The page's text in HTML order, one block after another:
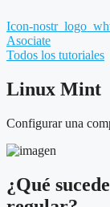
Icon-
Asociate
Todos los tutoriales
Linux Mint
Configurar una
¿Qué